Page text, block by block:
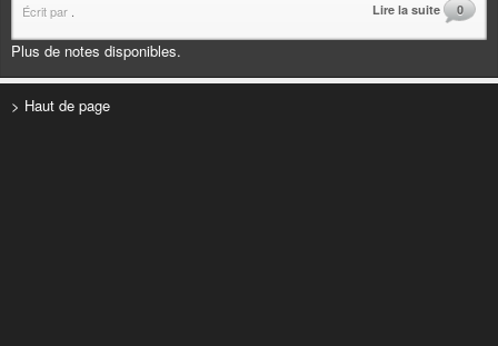
Écrit par Lire la suite 0
Plus de notes disponibles.
> Haut de page